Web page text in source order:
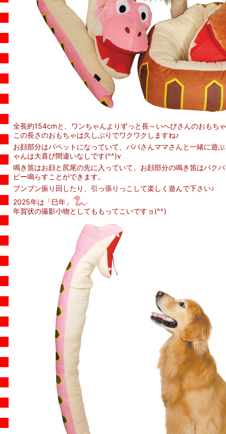
全長約154cmと、ワンちゃんよりずっと長～いへびさんのおもち
この長さのおもちゃは久しぶりでワクワクしますね♪
お顔部分はパペットになっていて、パパさんママさんと一緒に遊
ゃんは大喜び間違いなしです(^^)v
鳴き笛はお顔と尻尾の先に入っていて、お顔部分の鳴き笛はパク
ピー鳴らすことができます。
ブンブン振り回したり、引っ張りっこして楽しく遊んで下さい♪
2025年は「巳年」
年賀状の撮影小物としてももってこいですョ(^^)